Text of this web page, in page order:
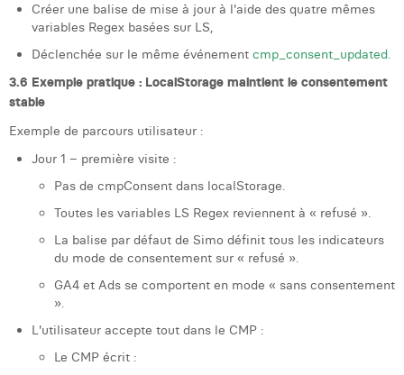
Créer une balise de mise à jour à l'aide des quatre mêmes
variables Regex basées sur LS,
Déclenchée sur le même événement cmp_consent_updated.
3.6 Exemple pratique : LocalStorage maintient le consentement
stable
Exemple de parcours utilisateur :
Jour 1 – première visite :
Pas de cmpConsent dans localStorage.
Toutes les variables LS Regex reviennent à « refusé ».
La balise par défaut de Simo définit tous les indicateurs
du mode de consentement sur « refusé ».
GA4 et Ads se comportent en mode « sans consentement
».
L'utilisateur accepte tout dans le CMP :
Le CMP écrit :